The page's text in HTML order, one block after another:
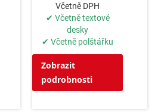
Včetně DPH
✔ Včetně textové
desky
✔ Včetně polštářku
Zobrazit
podrobnosti